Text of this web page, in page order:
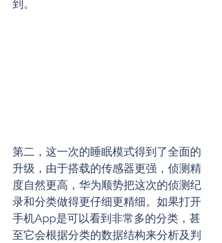
到。
第二，这一次的睡眠模式得到了全面的
升级，由于搭载的传感器更强，侦测精
度自然更高，华为顺势把这次的侦测纪
录和分类做得更仔细更精细。如果打开
手机App是可以看到非常多的分类，甚
至它会根据分类的数据结构来分析及判